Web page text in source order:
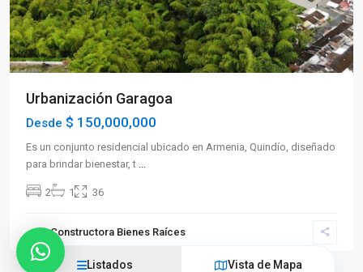
Urbanización Garagoa
Desde $ 150,000,000
Es un conjunto residencial ubicado en Armenia, Quindío, diseñado
para brindar bienestar, t
2 1 36
Constructora Bienes Raíces
Listados Vista de Mapa